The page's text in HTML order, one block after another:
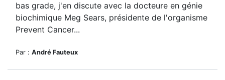
bas grade, j'en discute avec la docteure en génie
biochimique Meg Sears, présidente de l'organisme
Prevent Cancer...
Par : André Fauteux